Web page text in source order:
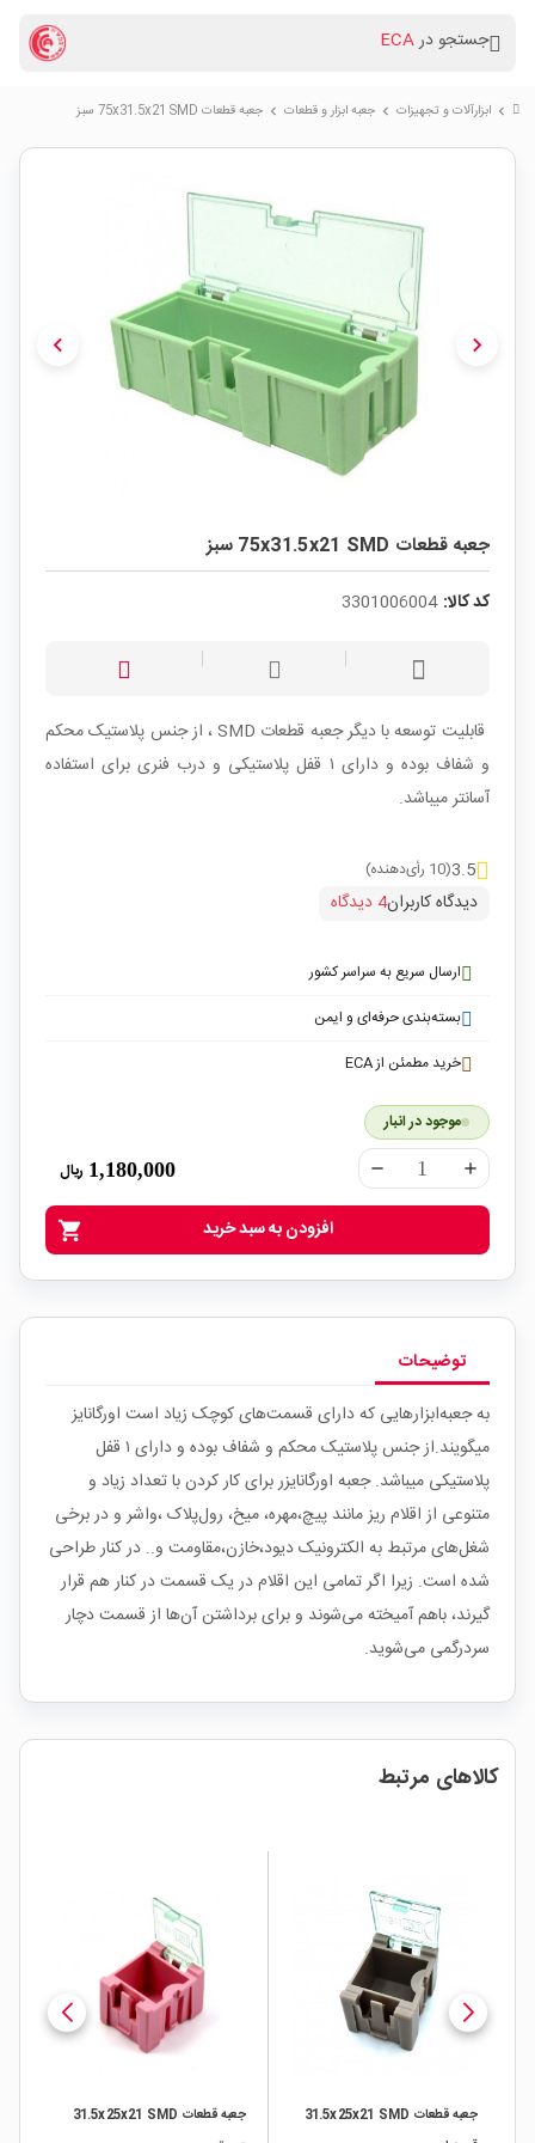
جستجو درECA
chevron_right ابزارآلات و تجهیزات chevron_right جعبه ابزار و قطعات chevron_right جعبه قطعات 75x31.5x21 SMD سبز
chevron_left chevron_right
جعبه قطعات 75x31.5x21 SMD سبز
کد کالا: 3301006004
قابلیت توسعه با دیگر جعبه قطعات SMD ، از جنس پلاستیک محکم
و شفاف بوده و دارای ۱ قفل پلاستیکی و درب فنری برای استفاده
آسانتر میباشد.
3.5(10 رأی‌دهنده)
دیدگاه کاربران4 دیدگاه
ارسال سریع به سراسر کشور
بسته‌بندی حرفه‌ای و ایمن
خرید مطمئن از ECA
موجود در انبار
remove add
1,180,000 ریال
shopping_cart افزودن به سبد خرید
توضیحات
به جعبه‌ابزارهایی که دارای قسمت‌های کوچک زیاد است اورگانایز
میگویند.از جنس پلاستیک محکم و شفاف بوده و دارای ۱ قفل
پلاستیکی میباشد. جعبه اورگانایزر برای کار کردن با تعداد زیاد و
متنوعی از اقلام ریز مانند پیچ،مهره، میخ، رول‌پلاک ،واشر و در برخی
شغل‌های مرتبط به الکترونیک دیود‌،‌خازن،‌مقاومت و.. در کنار طراحی
شده است. زیرا اگر تمامی این اقلام در یک قسمت در کنار هم قرار
گیرند، باهم آمیخته می‌شوند و برای برداشتن آن‌ها از قسمت دچار
سردرگمی می‌شوید.
کالاهای مرتبط
جعبه قطعات 31.5x25x21 SMD
جعبه قطعات 31.5x25x21 SMD